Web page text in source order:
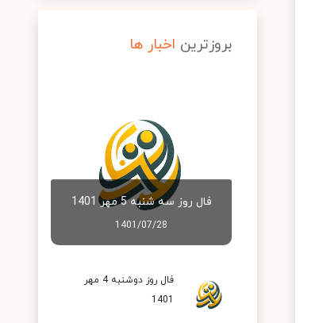
بروزترین اخبار ها
فال روز سه شنبه 5 مهر 1401
1401/07/28
فال روز دوشنبه 4 مهر
1401